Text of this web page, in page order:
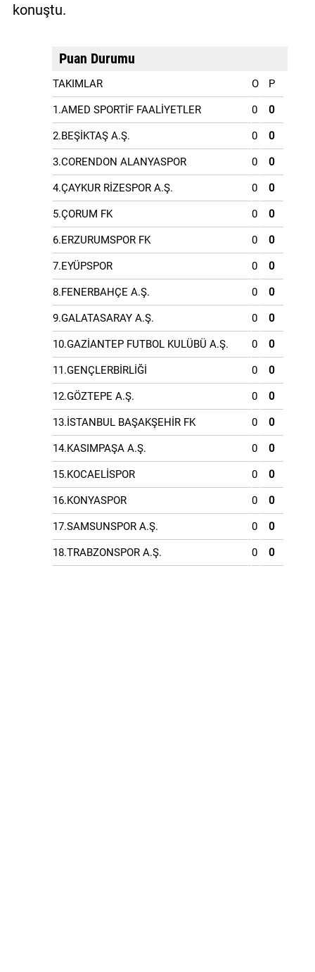
konuştu.
Puan Durumu
TAKIMLAR O P
1.AMED SPORTİF FAALİYETLER 0 0
2.BEŞİKTAŞ A.Ş. 0 0
3.CORENDON ALANYASPOR 0 0
4.ÇAYKUR RİZESPOR A.Ş. 0 0
5.ÇORUM FK 0 0
6.ERZURUMSPOR FK 0 0
7.EYÜPSPOR 0 0
8.FENERBAHÇE A.Ş. 0 0
9.GALATASARAY A.Ş. 0 0
10.GAZİANTEP FUTBOL KULÜBÜ A.Ş. 0 0
11.GENÇLERBİRLİĞİ 0 0
12.GÖZTEPE A.Ş. 0 0
13.İSTANBUL BAŞAKŞEHİR FK 0 0
14.KASIMPAŞA A.Ş. 0 0
15.KOCAELİSPOR 0 0
16.KONYASPOR 0 0
17.SAMSUNSPOR A.Ş. 0 0
18.TRABZONSPOR A.Ş. 0 0